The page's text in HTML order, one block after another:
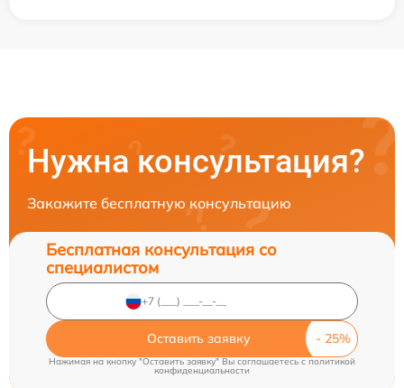
Нужна консультация?
Закажите бесплатную консультацию
Бесплатная консультация со
специалистом
Оставить заявку
Нажимая на кнопку "Оставить заявку" Вы соглашаетесь cполитикой
конфиденциальности